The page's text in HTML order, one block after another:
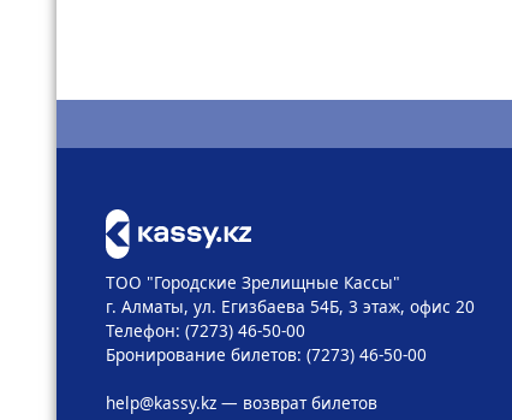
ТОО "Городские Зрелищные Кассы"
г. Алматы, ул. Егизбаева 54Б, 3 этаж, офис 20
Телефон: (7273) 46-50-00
Бронирование билетов: (7273) 46-50-00
help@kassy.kz— возврат билетов